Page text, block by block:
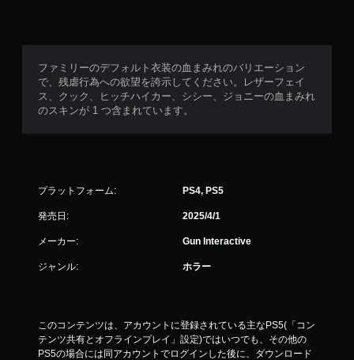
ファミリーのデフォルト衣装の血まみれのバリエーション
で、残虐行為への欲望を誇示してください。レザーフェイ
ス、クック、ヒッチハイカー、シシー、ジョニーの血まみれ
のスキンが 1 つ含まれています。
プラットフォーム: PS4, PS5
発売日: 2025/4/1
メーカー: Gun Interactive
ジャンル: ホラー
このコンテンツは、アカウントに登録されている主なPS5(「コン
テンツ共有とオフラインプレイ」設定)ではいつでも、その他の
PS5の場合には同アカウントでログインした後に、ダウンロード